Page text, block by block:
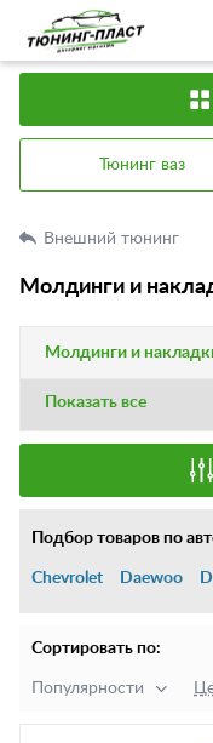
Тюнинг ваз
Внешний тюнинг
Молдинги и
Молдинги и
Показать все
Подбор товаров по
Chevrolet Daewoo
Сортировать по:
Популярности